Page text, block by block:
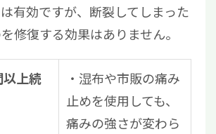
有効ですが、断裂してしまった
修復する効果はありません。
上続
・湿布や市販の痛み
止めを使用しても、
痛みの強さが変わら